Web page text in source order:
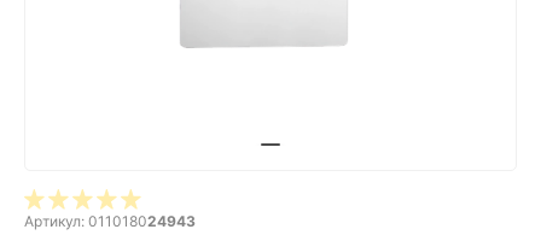
Артикул: 011018024943